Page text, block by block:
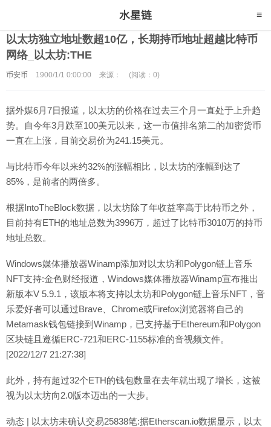
以太坊独立地址数超10亿，长期持币地址超越比特币
网络_以太坊:THE
币安币 1900/1/1 0:00:00 来源： (阅读：0)
据外媒6月7日报道，以太坊的价格在过去三个月一直处于上升趋
势。自今年3月跌至100美元以来，这一市值排名第二的加密货币
一直在上涨，目前交易价为241.15美元。
与比特币今年以来约32%的涨幅相比，以太坊的涨幅到达了
85%，是前者的两倍多。
根据IntoTheBlock数据，以太坊除了年收益率高于比特币之外，
目前持有ETH的地址总数为3996万，超过了比特币3010万的持币
地址总数。
Windows媒体播放器Winamp添加对以太坊和Polygon链上音乐
NFT支持:金色财经报道，Windows媒体播放器Winamp宣布推出
新版本V 5.9.1，该版本将支持以太坊和Polygon链上音乐NFT，音
乐爱好者可以通过Brave、Chrome或Firefox浏览器将自己的
Metamask钱包链接到Winamp，已支持基于Ethereum和Polygon
区块链且遵循ERC-721和ERC-1155标准的音视频文件。
[2022/12/7 21:27:38]
此外，持有超过32个ETH的钱包数量在去年就出现了增长，这被
视为以太坊向2.0版本迈出的一大步。
动态 | 以太坊未确认交易25838笔:据Etherscan.io数据显示，以太